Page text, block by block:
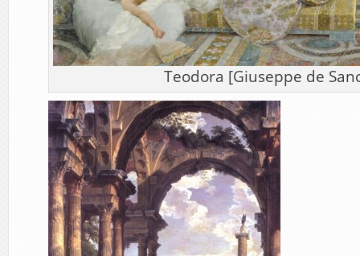
Teodora [Giuseppe de